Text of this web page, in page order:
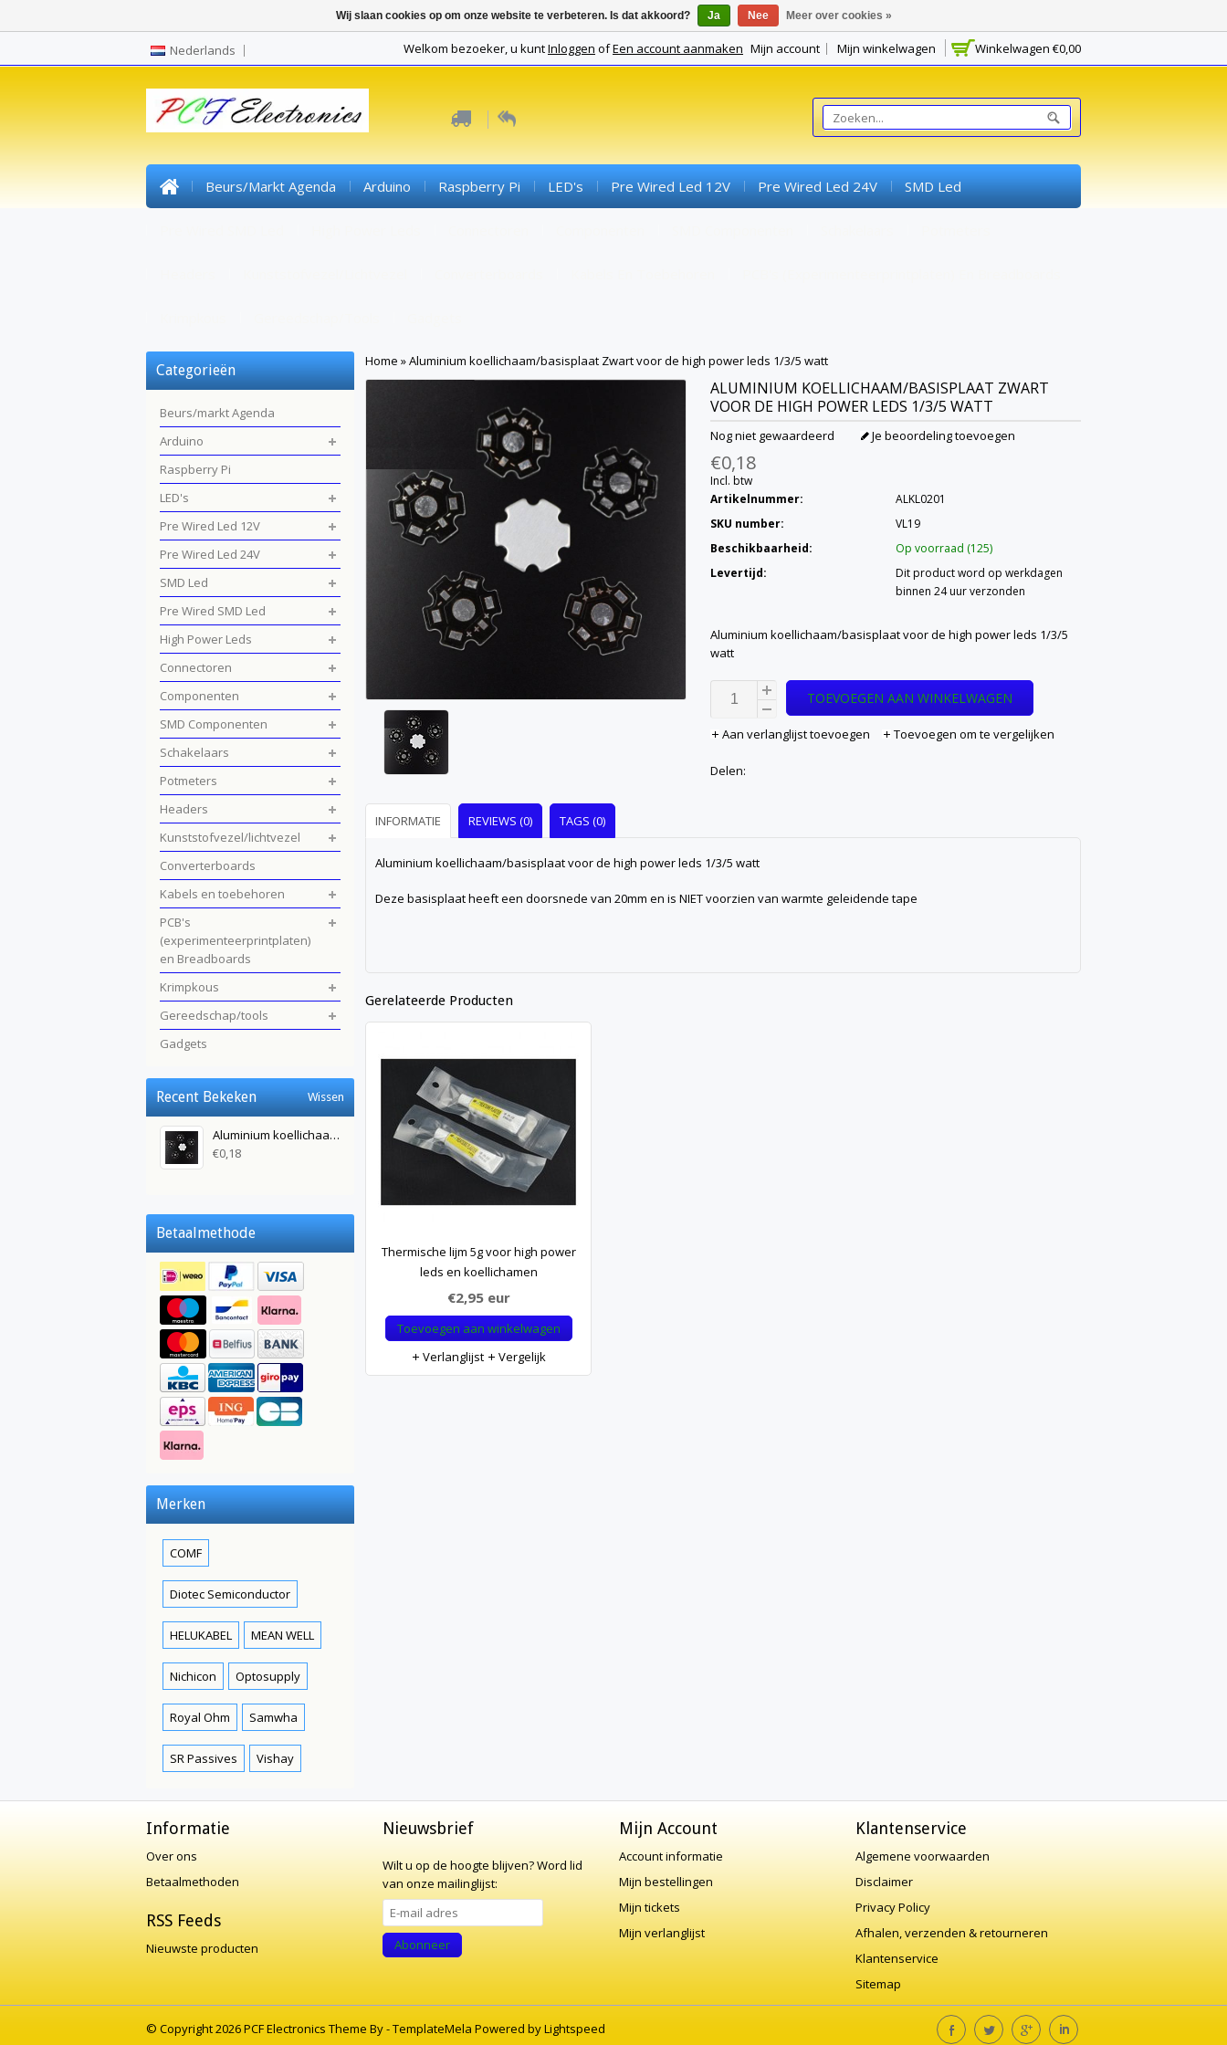
Nederlands Winkelwagen €0,00
Welkom bezoeker, u kuntInloggen ofEen account aanmaken Mijn account Mijn winkelwagen
Beurs/markt Agenda Arduino Raspberry Pi LED's Pre Wired Led 12V Pre Wired Led 24V SMD Led
Home »Aluminium koellichaam/basisplaat Zwart voor de high power leds 1/3/5 watt
ALUMINIUM KOELLICHAAM/BASISPLAAT ZWART
VOOR DE HIGH POWER LEDS 1/3/5 WATT
Nog niet gewaardeerd Je beoordeling toevoegen
€0,18
Incl. btw
Artikelnummer:
ALKL0201
SKU number:
VL19
Beschikbaarheid:
Op voorraad (125)
Levertijd:
Dit product word op werkdagen
binnen 24 uur verzonden
Aluminium koellichaam/basisplaat voor de high power leds 1/3/5
watt
TOEVOEGEN AAN WINKELWAGEN
Aan verlanglijst toevoegen Toevoegen om te vergelijken
Delen:
INFORMATIE REVIEWS (0) TAGS (0)
Aluminium koellichaam/basisplaat voor de high power leds 1/3/5 watt
Deze basisplaat heeft een doorsnede van 20mm en is NIET voorzien van warmte geleidende tape
Gerelateerde Producten
Thermische lijm 5g voor high power
leds en koellichamen
€2,95 eur
Toevoegen aan winkelwagen
Verlanglijst
Vergelijk
Categorieën
Beurs/markt Agenda
Arduino
Raspberry Pi
LED's
Pre Wired Led 12V
Pre Wired Led 24V
SMD Led
Pre Wired SMD Led
High Power Leds
Connectoren
Componenten
SMD Componenten
Schakelaars
Potmeters
Headers
Kunststofvezel/lichtvezel
Converterboards
Kabels en toebehoren
PCB's
(experimenteerprintplaten)
en Breadboards
Krimpkous
Gereedschap/tools
Gadgets
Recent Bekeken Wissen
Aluminium koellichaam/basisplaat Zwart voor de high power leds 1/3/5 watt
€0,18
Betaalmethode
Merken
COMF
Diotec Semiconductor
HELUKABEL MEAN WELL
Nichicon Optosupply
Royal Ohm Samwha
SR Passives Vishay
Informatie
Over ons
Betaalmethoden
RSS Feeds
Nieuwste producten
Nieuwsbrief
Wilt u op de hoogte blijven?Word lid
van onze mailinglijst:
Abonneer
Mijn Account
Account informatie
Mijn bestellingen
Mijn tickets
Mijn verlanglijst
Klantenservice
Algemene voorwaarden
Disclaimer
Privacy Policy
Afhalen, verzenden & retourneren
Klantenservice
Sitemap
© Copyright 2026 PCF Electronics Theme By -TemplateMela Powered byLightspeed
Wij slaan cookies op om onze website te verbeteren. Is dat akkoord? Ja Nee Meer over cookies »